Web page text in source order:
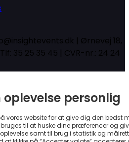
| Ørnevej 18,
35 25 35 45 | CVR-nr.: 24 24
oplevelse personlig
vores website for at give dig den bedst
bruges til at huske dine præferencer og
samt til brug i statistik og